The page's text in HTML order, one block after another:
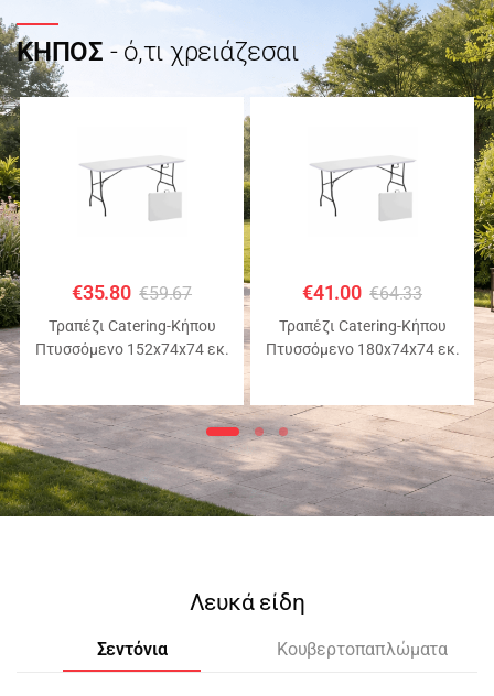
ΚΗΠΟΣ - ό,τι χρειάζεσαι
€35.80 €59.67
Τραπέζι Catering-Κήπου
Πτυσσόμενο 152x74x74 εκ.
€41.00 €64.33
Τραπέζι Catering-Κήπου
Πτυσσόμενο 180x74x74 εκ.
Λευκά είδη
Σεντόνια Κουβερτοπαπλώματα